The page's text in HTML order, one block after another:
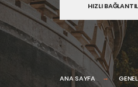
HIZLI
ANA SAYFA GENEL